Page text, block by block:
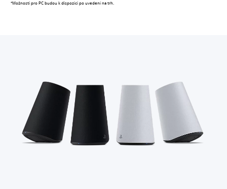
*Možnosti pro PC budou k dispozici po uvedení na trh.